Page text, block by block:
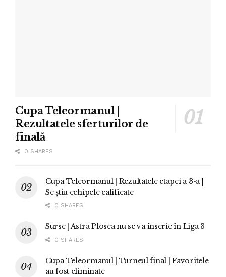
Cupa Teleormanul |
Rezultatele sferturilor de
finală
0 SHARES
Cupa Teleormanul | Rezultatele etapei a 3-a |
Se știu echipele calificate
0 SHARES
Surse | Astra Plosca nu se va înscrie în Liga 3
0 SHARES
Cupa Teleormanul | Turneul final | Favoritele
au fost eliminate